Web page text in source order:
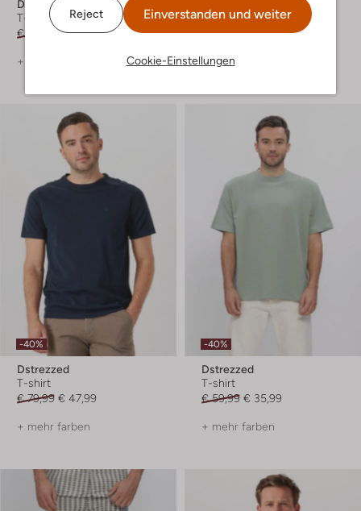
Reject Einverstanden und weiter
Cookie-Einstellungen
Dstrezzed
T-shirt
€ 49,99
€ 34,99
+ mehr farben
Polo-Shirt
€ 89,99 € 53,99
+ mehr farben
-40%
Dstrezzed
T-shirt
€ 79,99 € 47,99
+ mehr farben
-40%
Dstrezzed
T-shirt
€ 59,99 € 35,99
+ mehr farben